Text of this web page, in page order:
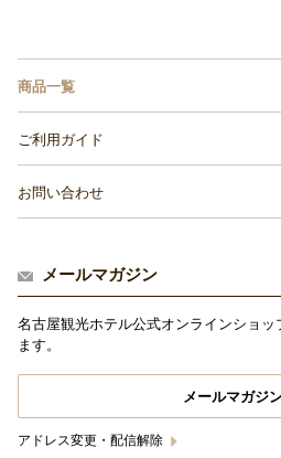
商品一覧
ご利用ガイド
お問い合わせ
メールマガジン
名古屋観光ホテル公式オンラインショッ
ます。
メールマガジ
アドレス変更・配信解除